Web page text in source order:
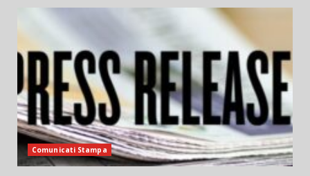
Comunicati Stampa